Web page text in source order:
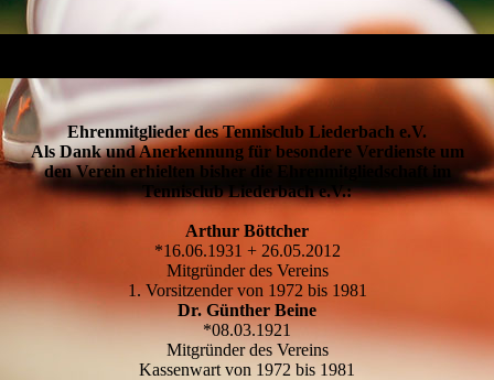
Ehrenmitglieder des Tennisclub Liederbach e.V.
Als Dank und Anerkennung für besondere Verdienste um
den Verein erhielten bisher die Ehrenmitgliedschaft im
Tennisclub Liederbach e.V.:
Arthur Böttcher
*16.06.1931 + 26.05.2012
Mitgründer des Vereins
1. Vorsitzender von 1972 bis 1981
Dr. Günther Beine
*08.03.1921
Mitgründer des Vereins
Kassenwart von 1972 bis 1981